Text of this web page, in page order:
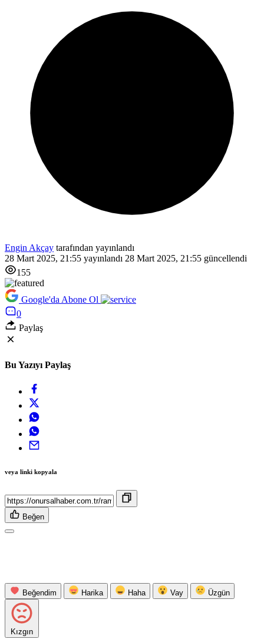
Engin Akçay tarafından yayınlandı
28 Mart 2025, 21:55 yayınlandı 28 Mart 2025, 21:55 güncellendi
155
Google'da Abone Ol
0
Paylaş
Bu Yazıyı Paylaş
veya linki kopyala
Beğen
Beğendim Harika Haha Vay Üzgün
Kızgın